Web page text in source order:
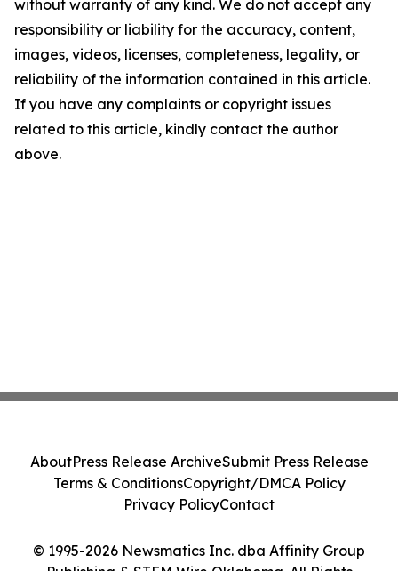
without warranty of any kind. We do not accept any
responsibility or liability for the accuracy, content,
images, videos, licenses, completeness, legality, or
reliability of the information contained in this article.
If you have any complaints or copyright issues
related to this article, kindly contact the author
above.
© 1995-2026 Newsmatics Inc. dba Affinity Group
AboutPress Release ArchiveSubmit Press Release
Terms & ConditionsCopyright/DMCA Policy
Privacy PolicyContact